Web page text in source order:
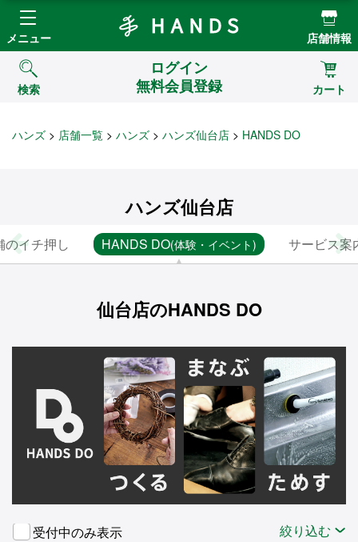
Hands ハンズ
メニュー 店舗情報
検索
ログイン
無料会員登録
カート
ハンズ 店舗一覧 ハンズ ハンズ仙台店 HANDS DO
ハンズ仙台店
のイチ押し HANDS DO(体験・イベント) サービス案
仙台店のHANDS DO
受付中のみ表示 絞り込む